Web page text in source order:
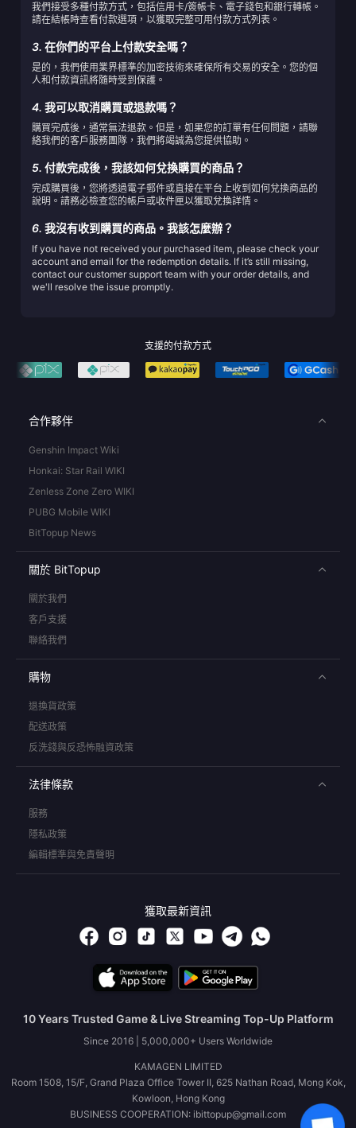
我們接受多種付款方式，包括信用卡/簽帳卡、電子錢包和銀行轉帳。
請在結帳時查看付款選項，以獲取完整可用付款方式列表。
3. 在你們的平台上付款安全嗎？
是的，我們使用業界標準的加密技術來確保所有交易的安全。您的個
人和付款資訊將隨時受到保護。
4. 我可以取消購買或退款嗎？
購買完成後，通常無法退款。但是，如果您的訂單有任何問題，請聯
絡我們的客戶服務團隊，我們將竭誠為您提供協助。
5. 付款完成後，我該如何兌換購買的商品？
完成購買後，您將透過電子郵件或直接在平台上收到如何兌換商品的
說明。請務必檢查您的帳戶或收件匣以獲取兌換詳情。
6. 我沒有收到購買的商品。我該怎麼辦？
If you have not received your purchased item, please check your
account and email for the redemption details. If it’s still missing,
contact our customer support team with your order details, and
we'll resolve the issue promptly.
支援的付款方式
合作夥伴
Genshin Impact Wiki
Honkai: Star Rail WIKI
Zenless Zone Zero WIKI
PUBG Mobile WIKI
BitTopup News
關於 BitTopup
關於我們
客戶支援
聯絡我們
購物
退換貨政策
配送政策
反洗錢與反恐怖融資政策
法律條款
服務
隱私政策
編輯標準與免責聲明
獲取最新資訊
10 Years Trusted Game & Live Streaming Top-Up Platform
Since 2016 | 5,000,000+ Users Worldwide
KAMAGEN LIMITED
Room 1508, 15/F, Grand Plaza Office Tower II, 625 Nathan Road, Mong Kok,
Kowloon, Hong Kong
BUSINESS COOPERATION: ibittopup@gmail.com